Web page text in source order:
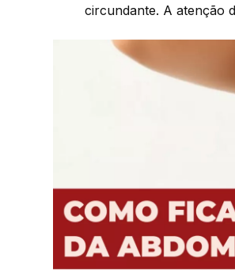
circundante. A atenção